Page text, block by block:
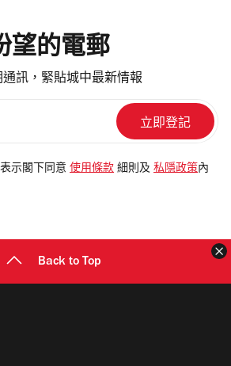
望的電郵
訊，緊貼城中最新情報
示閣下同意 使用條款 細則及 私隱政策 內
Back to Top